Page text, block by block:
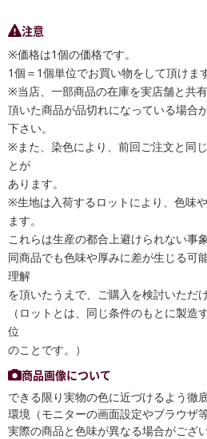
注意
※価格は1個の価格です。
1個＝1個単位でお買い物をして頂けます
※当店、一部商品の在庫を実店舗と共
頂いた商品が品切れになっている場合
下さい。
※また、染色により、前回ご注文と同
とが
あります。
※生地は入荷するロットにより、色味
ます。
これらは生産の都合上避けられない事
同商品でも色味や厚みに差が生じる可
理解
を頂いたうえで、ご購入を検討いただ
（ロットとは、同じ条件のもとに製
位
のことです。）
商品画像について
できる限り実物の色に近づけるよう徹
環境（モニターの画面設定やブラウザ
実際の商品と色味が異なる場合がござ